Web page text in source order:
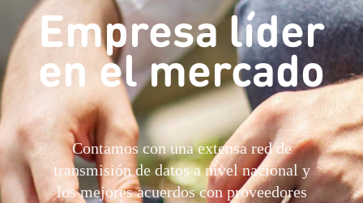
Empresa líder
en el mercado
Contamos con una extensa red de
transmisión de datos a nivel nacional y
los mejores acuerdos con proveedores